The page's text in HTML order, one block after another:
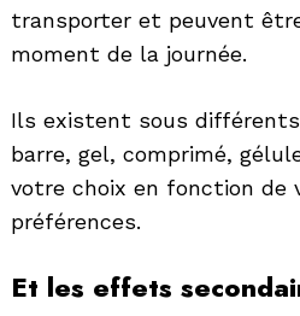
transporter et peuvent
moment de la journée.
Ils existent sous
barre, gel, comprimé,
votre choix en fonction de
préférences.
Et les effets